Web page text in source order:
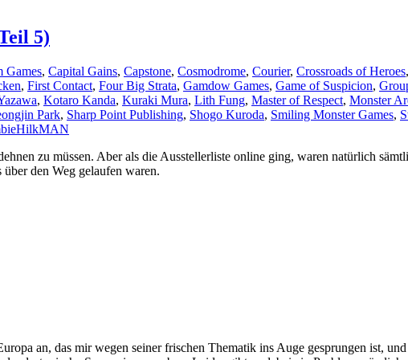
5)
Games, Capital Gains, Capstone, Cosmodrome, Courier, Crossroads of Heroes,
, First Contact, Four Big Strata, Gamdow Games, Game of Suspicion,
, Kotaro Kanda, Kuraki Mura, Lith Fung, Master of Respect, Monster
Park, Sharp Point Publishing, Shogo Kuroda, Smiling Monster Games,
HilkMAN
zu müssen. Aber als die Ausstellerliste online ging, waren natürlich
den Weg gelaufen waren.
an, das mir wegen seiner frischen Thematik ins Auge gesprungen ist,